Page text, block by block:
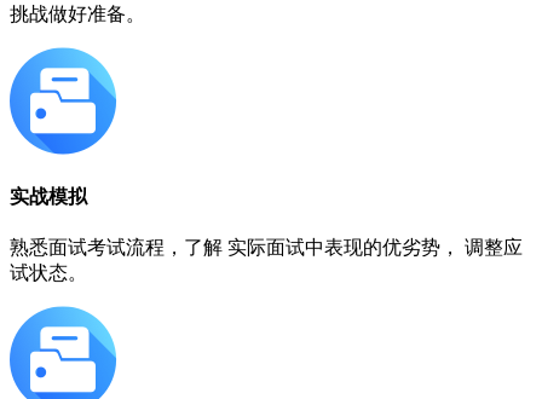
挑战做好准备。
实战模拟
熟悉面试考试流程，了解 实际面试中表现的优劣势， 调整应
试状态。